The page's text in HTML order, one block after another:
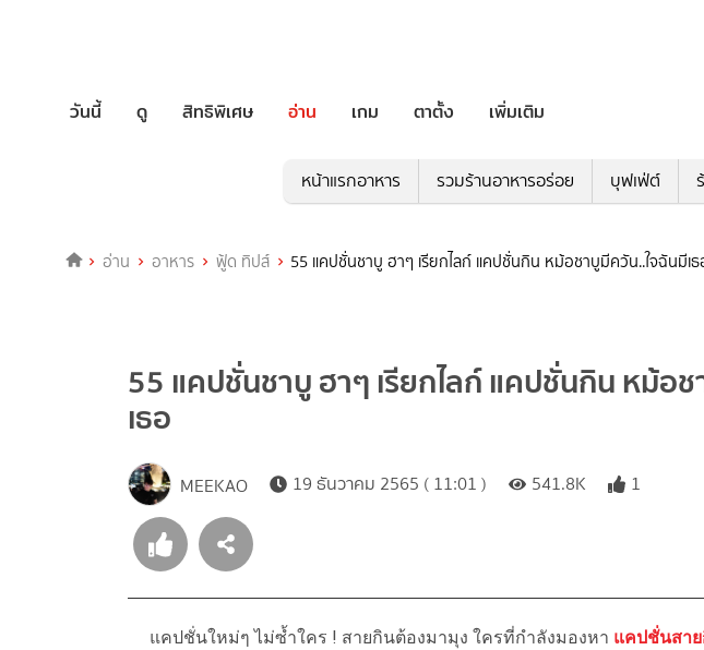
วันนี้ ดู สิทธิพิเศษ อ่าน เกม ตาตั้ง เพิ่มเติม
หน้าแรกอาหาร รวมร้านอาหารอร่อย บุฟเฟ่ต์
อ่าน อาหาร ฟู้ด ทิปส์ 55 แคปชั่นชาบู ฮาๆ เรียกไลก์ แคปชั่นกิน หม้อชาบูมีควัน..ใจฉันมีเธ
55 แคปชั่นชาบู ฮาๆ เรียกไลก์ แคปชั่นกิน หม้อ
เธอ
MEEKAO 19 ธันวาคม 2565 ( 11:01 ) 541.8K 1
แคปชั่นใหม่ๆ ไม่ซ้ำใคร ! สายกินต้องมามุง ใครที่กำลังมองหา แคปชั่นสา